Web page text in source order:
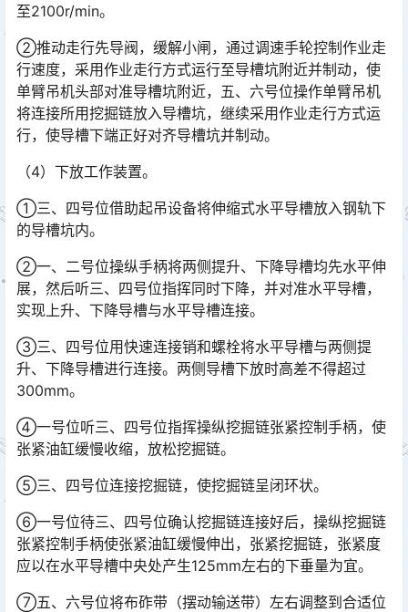
至2100r/min。
②推动走行先导阀，缓解小闸，通过调速手轮控制作业走
行速度，采用作业走行方式运行至导槽坑附近并制动，使
单臂吊机头部对准导槽坑附近，五、六号位操作单臂吊机
将连接所用挖掘链放入导槽坑，继续采用作业走行方式运
行，使导槽下端正好对齐导槽坑并制动。󠅅󠅃󠄵󠅂󠄪󠇖󠆨󠆨󠇕󠆞󠆒󠅬󠇘󠆭󠆘󠇙󠆝󠅵󠇗󠆭󠆁󠄐󠇗󠅹󠅸󠇖󠆍󠅳󠇖󠅹󠅰󠇖󠆌󠅹
（4）下放工作装置。
①三、四号位借助起吊设备将伸缩式水平导槽放入钢轨下
的导槽坑内。
②一、二号位操纵手柄将两侧提升、下降导槽均先水平伸
展，然后听三、四号位指挥同时下降，并对准水平导槽，
实现上升、下降导槽与水平导槽连接。
③三、四号位用快速连接销和螺栓将水平导槽与两侧提
升、下降导槽进行连接。两侧导槽下放时高差不得超过
300mm。
④一号位听三、四号位指挥操纵挖掘链张紧控制手柄，使
张紧油缸缓慢收缩，放松挖掘链。
⑤三、四号位连接挖掘链，使挖掘链呈闭环状。
⑥一号位待三、四号位确认挖掘链连接好后，操纵挖掘链
张紧控制手柄使张紧油缸缓慢伸出，张紧挖掘链，张紧度
应以在水平导槽中央处产生125mm左右的下垂量为宜。
⑦五、六号位将布砟带（摆动输送带）左右调整到合适位